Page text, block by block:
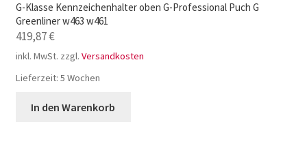
G-Klasse Kennzeichenhalter oben G-Professional Puch G
Greenliner w463 w461
419,87€
inkl. MwSt. zzgl. Versandkosten
Lieferzeit: 5 Wochen
In den Warenkorb